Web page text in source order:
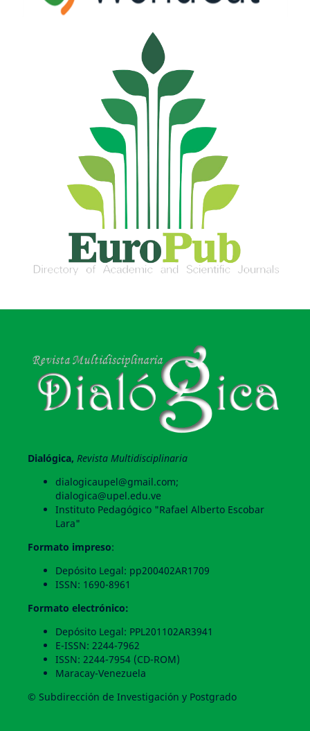
Dialógica, Revista Multidisciplinaria
dialogicaupel@gmail.com;
dialogica@upel.edu.ve
Instituto Pedagógico "Rafael Alberto Escobar
Lara"
Formato impreso:
Depósito Legal: pp200402AR1709
ISSN: 1690-8961
Formato electrónico:
Depósito Legal: PPL201102AR3941
E-ISSN: 2244-7962
ISSN: 2244-7954 (CD-ROM)
Maracay-Venezuela
© Subdirección de Investigación y Postgrado